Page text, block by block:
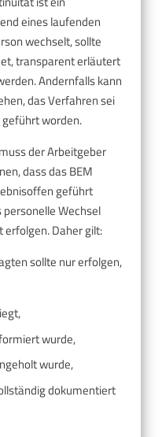
eines laufenden
wechselt, sollte
transparent erläutert
Andernfalls kann
das Verfahren sei
worden.
der Arbeitgeber
dass das BEM
geführt
Wechsel
Daher gilt:
sollte nur erfolgen,
wurde,
wurde,
dokumentiert